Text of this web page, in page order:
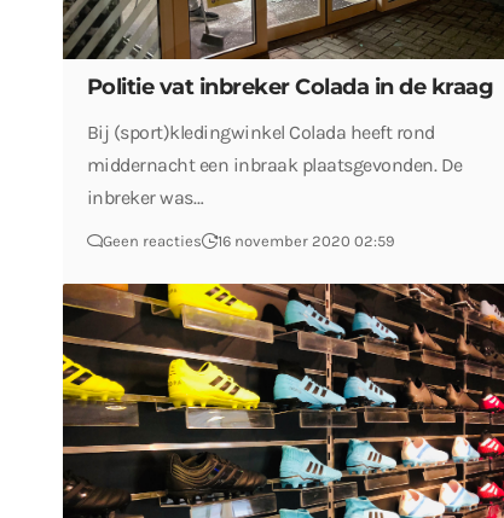
Politie vat inbreker Colada in de kraag
Bij (sport)kledingwinkel Colada heeft rond
middernacht een inbraak plaatsgevonden. De
inbreker was…
Geen reacties 16 november 2020 02:59